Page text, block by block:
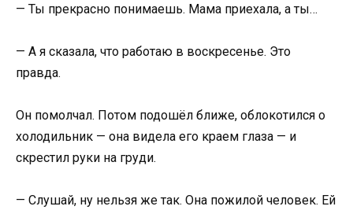
— Ты прекрасно понимаешь. Мама приехала, а ты…
— А я сказала, что работаю в воскресенье. Это
правда.
Он помолчал. Потом подошёл ближе, облокотился о
холодильник — она видела его краем глаза — и
скрестил руки на груди.
— Слушай, ну нельзя же так. Она пожилой человек. Ей